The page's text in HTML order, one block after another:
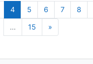
4(текущая)
5 6 7 8
…
15 »